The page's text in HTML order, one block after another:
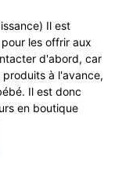
Il est
les offrir aux
d'abord, car
à l'avance,
Il est donc
en boutique